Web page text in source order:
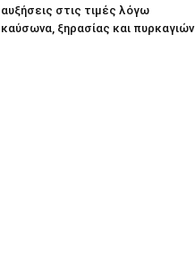
αυξήσεις στις τιμές λόγω
καύσωνα, ξηρασίας και πυρκαγιών